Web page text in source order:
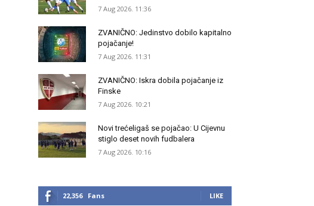
7 Aug 2026. 11:36
ZVANIČNO: Jedinstvo dobilo kapitalno
pojačanje!
7 Aug 2026. 11:31
ZVANIČNO: Iskra dobila pojačanje iz
Finske
7 Aug 2026. 10:21
Novi trećeligaš se pojačao: U Cijevnu
stiglo deset novih fudbalera
7 Aug 2026. 10:16
22,356 Fans LIKE